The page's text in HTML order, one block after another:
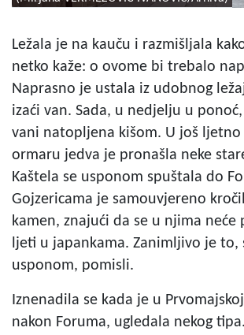
Ležala je na kauču i razmišljala
netko kaže: o ovome bi trebalo
Naprasno je ustala iz udobnog
izaći van. Sada, u nedjelju u
vani natopljena kišom. U još
ormaru jedva je pronašla neke
Kaštela se usponom spuštala do
Gojzericama je samouvjereno
kamen, znajući da se u njima neće
ljeti u japankama. Zanimljivo je to,
usponom, pomisli.
Iznenadila se kada je u
nakon Foruma, ugledala nekog